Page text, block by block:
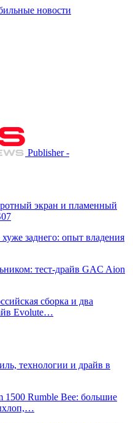
Publisher -
экран и пламенный
заднего: опыт владения
тест-драйв GAC Aion
сборка и два
Evolute…
технологии и драйв в
1500 Rumble Bee: большие